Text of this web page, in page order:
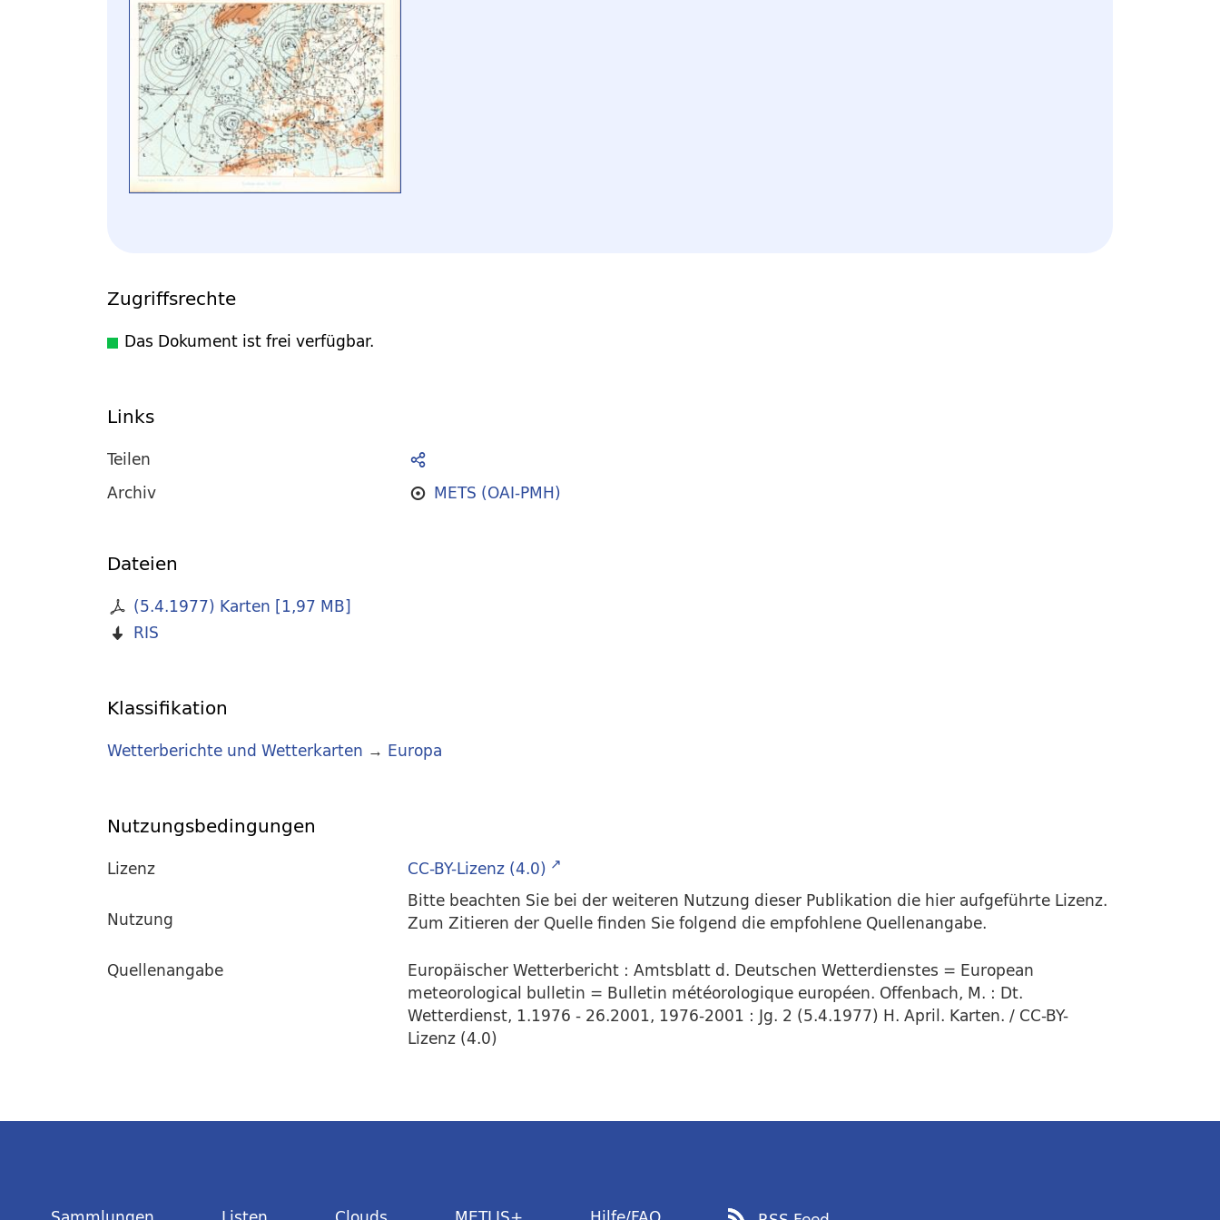
Zugriffsrechte
Das Dokument ist frei verfügbar.
Links
Teilen
Archiv
METS (OAI-PMH)
Dateien
(5.4.1977) Karten [1,97 MB]
RIS
Klassifikation
Wetterberichte und Wetterkarten → Europa
Nutzungsbedingungen
Lizenz
CC-BY-Lizenz (4.0)
Nutzung
Bitte beachten Sie bei der weiteren Nutzung dieser Publikation die hier aufgeführte Lizenz.
Zum Zitieren der Quelle finden Sie folgend die empfohlene Quellenangabe.
Quellenangabe
Europäischer Wetterbericht : Amtsblatt d. Deutschen Wetterdienstes = European
meteorological bulletin = Bulletin météorologique européen. Offenbach, M. : Dt.
Wetterdienst, 1.1976 - 26.2001, 1976-2001 : Jg. 2 (5.4.1977) H. April. Karten. / CC-BY-
Lizenz (4.0)